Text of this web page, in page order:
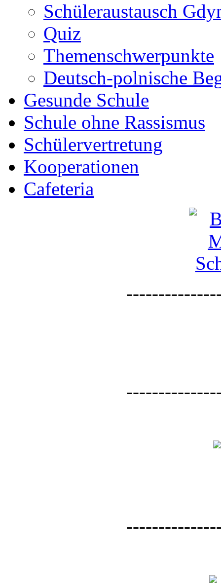
Schüleraustausch
Quiz
Themenschwerpunkte
Deutsch-polnische
Gesunde Schule
Schule ohne Rassismus
Schülervertretung
Kooperationen
Cafeteria